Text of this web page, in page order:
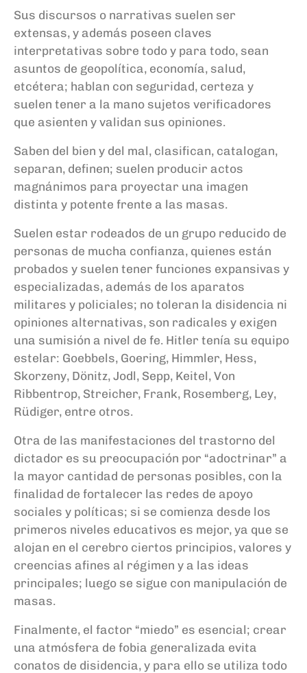
Sus discursos o narrativas suelen ser
extensas, y además poseen claves
interpretativas sobre todo y para todo, sean
asuntos de geopolítica, economía, salud,
etcétera; hablan con seguridad, certeza y
suelen tener a la mano sujetos verificadores
que asienten y validan sus opiniones.
Saben del bien y del mal, clasifican, catalogan,
separan, definen; suelen producir actos
magnánimos para proyectar una imagen
distinta y potente frente a las masas.
Suelen estar rodeados de un grupo reducido de
personas de mucha confianza, quienes están
probados y suelen tener funciones expansivas y
especializadas, además de los aparatos
militares y policiales; no toleran la disidencia ni
opiniones alternativas, son radicales y exigen
una sumisión a nivel de fe. Hitler tenía su equipo
estelar: Goebbels, Goering, Himmler, Hess,
Skorzeny, Dönitz, Jodl, Sepp, Keitel, Von
Ribbentrop, Streicher, Frank, Rosemberg, Ley,
Rüdiger, entre otros.
Otra de las manifestaciones del trastorno del
dictador es su preocupación por “adoctrinar” a
la mayor cantidad de personas posibles, con la
finalidad de fortalecer las redes de apoyo
sociales y políticas; si se comienza desde los
primeros niveles educativos es mejor, ya que se
alojan en el cerebro ciertos principios, valores y
creencias afines al régimen y a las ideas
principales; luego se sigue con manipulación de
masas.
Finalmente, el factor “miedo” es esencial; crear
una atmósfera de fobia generalizada evita
conatos de disidencia, y para ello se utiliza todo